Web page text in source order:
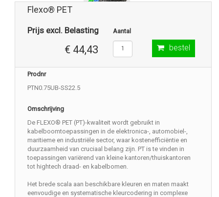
Flexo® PET
Prijs excl. Belasting
€ 44,43
Aantal
bestel
Prodnr
PTN0.75UB-SS22.5
Omschrijving
De FLEXO® PET (PT)-kwaliteit wordt gebruikt in
kabelboomtoepassingen in de elektronica-, automobiel-,
maritieme en industriële sector, waar kostenefficiëntie en
duurzaamheid van cruciaal belang zijn. PT is te vinden in
toepassingen variërend van kleine kantoren/thuiskantoren
tot hightech draad- en kabelbomen.
Het brede scala aan beschikbare kleuren en maten maakt
eenvoudige en systematische kleurcodering in complexe